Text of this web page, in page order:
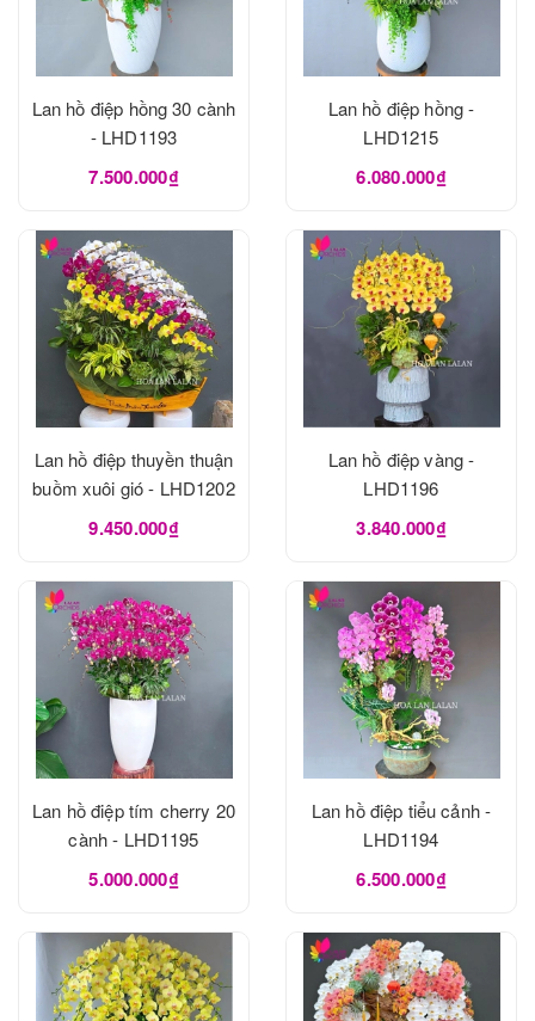
Lan hồ điệp hồng 30 cành
- LHD1193
7.500.000₫
Lan hồ điệp hồng -
LHD1215
6.080.000₫
Lan hồ điệp thuyền thuận
buồm xuôi gió - LHD1202
9.450.000₫
Lan hồ điệp vàng -
LHD1196
3.840.000₫
Lan hồ điệp tím cherry 20
cành - LHD1195
5.000.000₫
Lan hồ điệp tiểu cảnh -
LHD1194
6.500.000₫